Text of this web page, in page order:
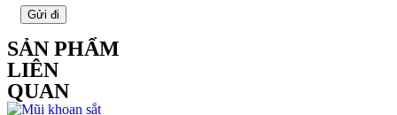
SẢN PHẨM
LIÊN
QUAN